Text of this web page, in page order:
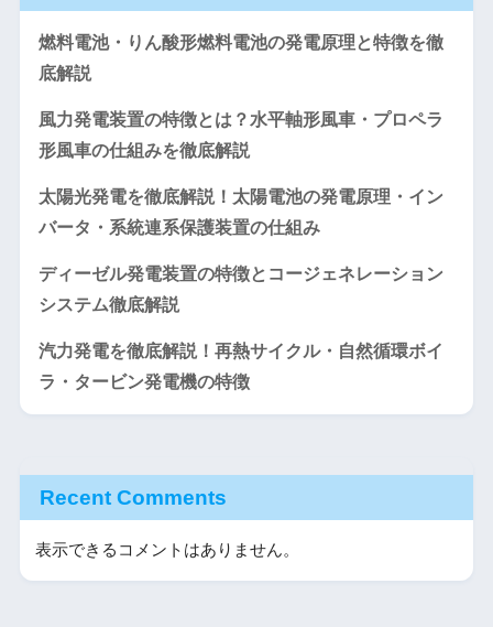
燃料電池・りん酸形燃料電池の発電原理と特徴を徹
底解説
風力発電装置の特徴とは？水平軸形風車・プロペラ
形風車の仕組みを徹底解説
太陽光発電を徹底解説！太陽電池の発電原理・イン
バータ・系統連系保護装置の仕組み
ディーゼル発電装置の特徴とコージェネレーション
システム徹底解説
汽力発電を徹底解説！再熱サイクル・自然循環ボイ
ラ・タービン発電機の特徴
Recent Comments
表示できるコメントはありません。